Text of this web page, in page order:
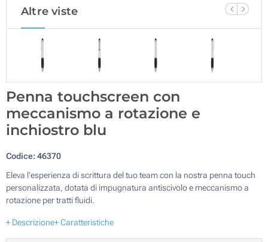
Altre viste
Penna touchscreen con
meccanismo a rotazione e
inchiostro blu
Codice:46370
Eleva l'esperienza di scrittura del tuo team con la nostra penna touch
personalizzata, dotata di impugnatura antiscivolo e meccanismo a
rotazione per tratti fluidi.
+ Descrizione+ Caratteristiche